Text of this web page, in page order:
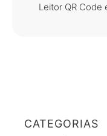
CATEGORIAS
Leitor QR Code